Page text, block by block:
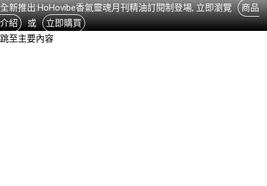
全新推出:HoHovibe香氣靈魂月刊精油訂閱制登場, 立即瀏覽
商品
介紹
或
立即購買
跳至主要內容